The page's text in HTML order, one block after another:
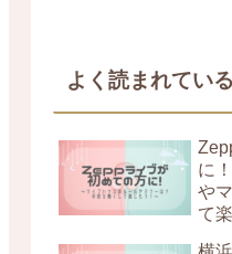
よく読まれてい
に
や
て